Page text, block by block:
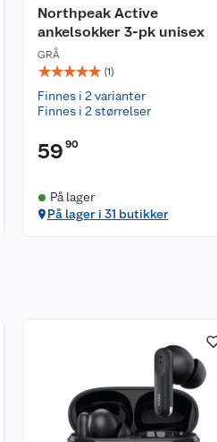
Northpeak Active
ankelsokker 3-pk unisex
GRÅ
☆☆☆☆☆ (1)
Finnes i 2 varianter
Finnes i 2 størrelser
59 90
På lager
På lager i 31 butikker